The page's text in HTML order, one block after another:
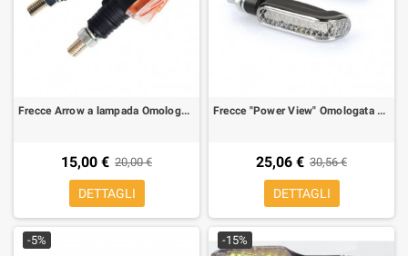
Frecce Arrow a lampada Omologate gambo corto nera opaca (2 pezzi)
15,00 € 20,00 €
DETTAGLI
Frecce "Power View" Omologata Led in ABS + luce stop (2 pezzi)
25,06 € 30,56 €
DETTAGLI
-5% -15%